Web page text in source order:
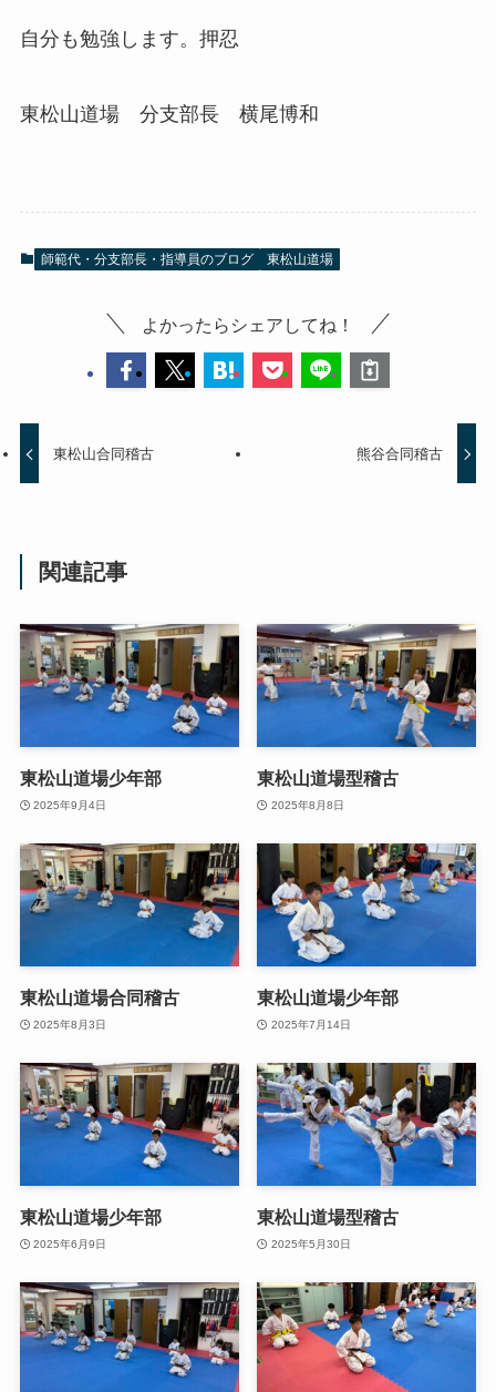
自分も勉強します。押忍
東松山道場 分支部長 横尾博和
師範代・分支部長・指導員のブログ 東松山道場
よかったらシェアしてね！
東松山合同稽古 熊谷合同稽古
関連記事
東松山道場少年部
2025年9月4日
東松山道場型稽古
2025年8月8日
東松山道場合同稽古
2025年8月3日
東松山道場少年部
2025年7月14日
東松山道場少年部
2025年6月9日
東松山道場型稽古
2025年5月30日